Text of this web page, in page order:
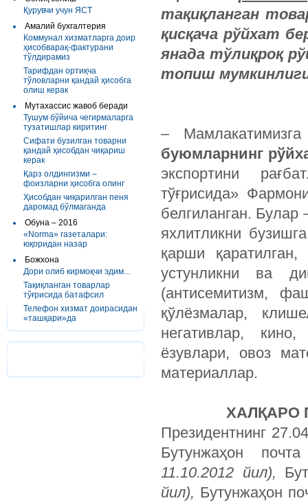
Қурувчи учун ЯСТ
Амалий бухгалтерия
Коммунал хизматларга доир
ҳисобварақ-фактурани
тўлдирамиз
Тарифдан ортиқча
тўловларни қандай ҳисобга
олиш керак
Мутахассис жавоб беради
Тушум бўйича чегирмаларга
тузатишлар киритинг
Сифати бузилган товарни
қандай ҳисобдан чиқариш
керак
Қарз олдингизми –
фоизларни ҳисобга олинг
Ҳисобдан чиқарилган пеня
даромад бўлмаганда
Обуна – 2016
«Norma» газеталари:
юқоридан назар
Божхона
Дори олиб кирмоқчи эдим...
Тақиқланган товарлар
тўғрисида батафсил
Телефон хизмат доирасидан
«ташқари»да
тақиқланган
қисқача рўйхат
янада тўлиқроқ
топиш
–
буюмларнинг
экспортини
тўғрисида»
белгиланган. Булар
яхлитликни
қарши
устунликни ва
(антисемитизм,
қўлёзмалар,
негативлар,
ёзувлари, овоз
материаллар.
ХАЛҚАРО
Президентнинг
Бутунжаҳон
11.10.2012 йил),
йил), Бутунжаҳон